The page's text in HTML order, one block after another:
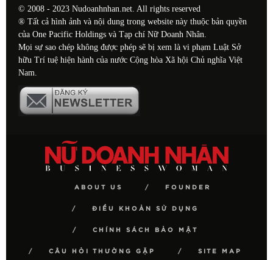
© 2008 - 2023 Nudoanhnhan.net. All rights reserved
® Tất cả hình ảnh và nội dung trong website này thuộc bản quyền
của One Pacific Holdings và Tạp chí Nữ Doanh Nhân.
Mọi sự sao chép không được phép sẽ bị xem là vi phạm Luật Sở
hữu Trí tuệ hiện hành của nước Cộng hòa Xã hội Chủ nghĩa Việt
Nam.
ABOUT US FOUNDER
ĐIỀU KHOẢN SỬ DỤNG
CHÍNH SÁCH BẢO MẬT
CÂU HỎI THƯỜNG GẶP SITE MAP